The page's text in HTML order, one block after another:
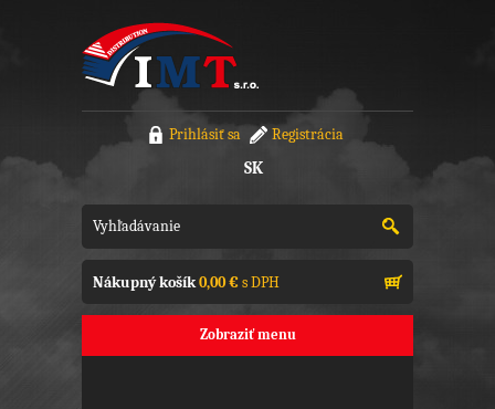
Prihlásiť sa Registrácia
SK
Nákupný košík0,00 €s DPH
Zobraziť menu